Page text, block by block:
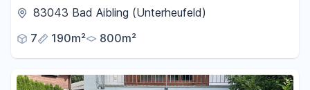
83043 Bad Aibling (Unterheufeld)
7
190m² 800m²